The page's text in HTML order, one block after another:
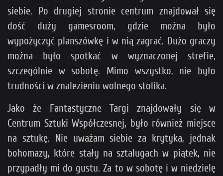
siebie. Po drugiej stronie centrum znajdował się
dość duży gamesroom, gdzie można było
wypożyczyć planszówkę i w nią zagrać. Dużo graczy
można było spotkać w wyznaczonej strefie,
szczególnie w sobotę. Mimo wszystko, nie było
trudności w znalezieniu wolnego stolika.
Jako że Fantastyczne Targi znajdowały się w
Centrum Sztuki Współczesnej, było również miejsce
na sztukę. Nie uważam siebie za krytyka, jednak
bohomazy, które stały na sztalugach w piątek, nie
przypadły mi do gustu. Za to w sobotę i w niedzielę